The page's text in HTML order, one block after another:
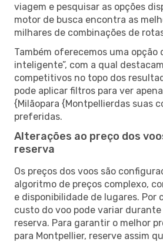
viagem e pesquisar as opções
motor de busca encontra as
milhares de combinações de
Também oferecemos uma opção
inteligente”, com a qual
competitivos no topo dos
pode aplicar filtros para ver
{Milãopara {Montpellierdas suas
preferidas.
Alterações ao preço dos
reserva
Os preços dos voos são
algoritmo de preços complexo,
e disponibilidade de lugares. Por
custo do voo pode variar durante
reserva. Para garantir o melhor
para Montpellier, reserve assim